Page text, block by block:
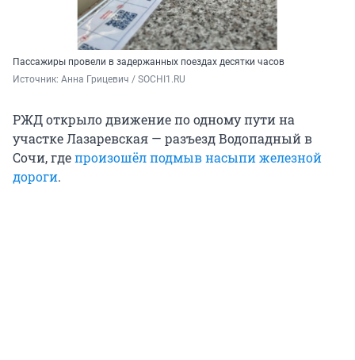
Пассажиры провели в задержанных поездах десятки часов
Источник: Анна Грицевич / SOCHI1.RU
РЖД открыло движение по одному пути на
участке Лазаревская — разъезд Водопадный в
Сочи, гдепроизошёл подмыв насыпи железной
дороги.